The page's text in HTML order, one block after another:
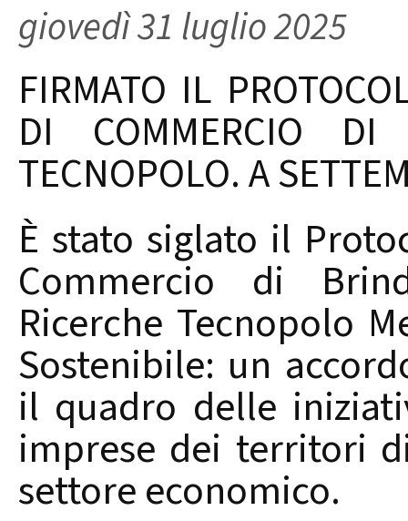
giovedì 31 luglio 2025
FIRMATO IL
DI COMMERCIO
TECNOPOLO. A
È stato siglato il
Commercio di
Ricerche Tecnopolo
Sostenibile: un
il quadro delle
imprese dei territori
settore economico.